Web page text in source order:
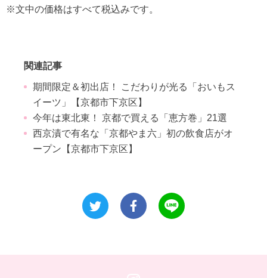
※文中の価格はすべて税込みです。
関連記事
期間限定＆初出店！ こだわりが光る「おいもス
イーツ」【京都市下京区】
今年は東北東！ 京都で買える「恵方巻」21選
西京漬で有名な「京都やま六」初の飲食店がオ
ープン【京都市下京区】